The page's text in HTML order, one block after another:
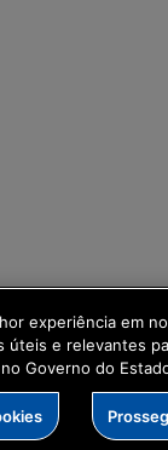
experiência em
úteis e relevantes
Governo do